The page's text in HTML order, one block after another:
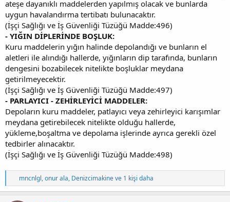
ateşe dayanıklı maddelerden yapılmış olacak ve bunlarda
uygun havalandırma tertibatı bulunacaktır.
(İşçi Sağlığı ve İş Güvenliği Tüzüğü Madde:496)
- YIĞIN DİPLERİNDE BOŞLUK:
Kuru maddelerin yığın halinde depolandığı ve bunların el
aletleri ile alındığı hallerde, yığınların dip tarafında, bunların
dengesini bozabilecek nitelikte boşluklar meydana
getirilmeyecektir.
(İşçi Sağlığı ve İş Güvenliği Tüzüğü Madde:497)
- PARLAYICI - ZEHİRLEYİCİ MADDELER:
Depoların kuru maddeler, patlayıcı veya zehirleyici karışımlar
meydana getirebilecek nitelikte olduğu hallerde,
yükleme,boşaltma ve depolama işlerinde ayrıca gerekli özel
tedbirler alınacaktır.
(İşçi Sağlığı ve İş Güvenliği Tüzüğü Madde:498)
T
e
p
mncnlgl,onur ala, Denizcimakineve 1 kişi daha